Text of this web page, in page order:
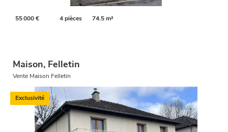
55 000 € 4 pièces 74.5 m²
Maison, Felletin
Vente Maison Felletin
Exclusivité